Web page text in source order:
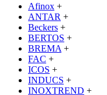
Afinox +
ANTAR +
Beckers +
BERTOS +
BREMA +
FAC +
ICOS +
INDUCS +
INOXTREND +